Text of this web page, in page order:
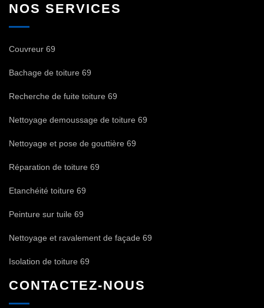
NOS SERVICES
Couvreur 69
Bachage de toiture 69
Recherche de fuite toiture 69
Nettoyage demoussage de toiture 69
Nettoyage et pose de gouttière 69
Réparation de toiture 69
Etanchéité toiture 69
Peinture sur tuile 69
Nettoyage et ravalement de façade 69
Isolation de toiture 69
CONTACTEZ-NOUS